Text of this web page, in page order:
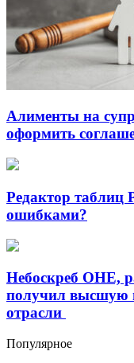
Алименты на
оформить
Редактор таблиц
ошибками?
Небоскреб ОНЕ,
получил высшую
отрасли
Популярное